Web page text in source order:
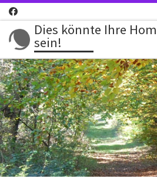
Zum Inhalt springen
Dies könnte Ihre
sein!